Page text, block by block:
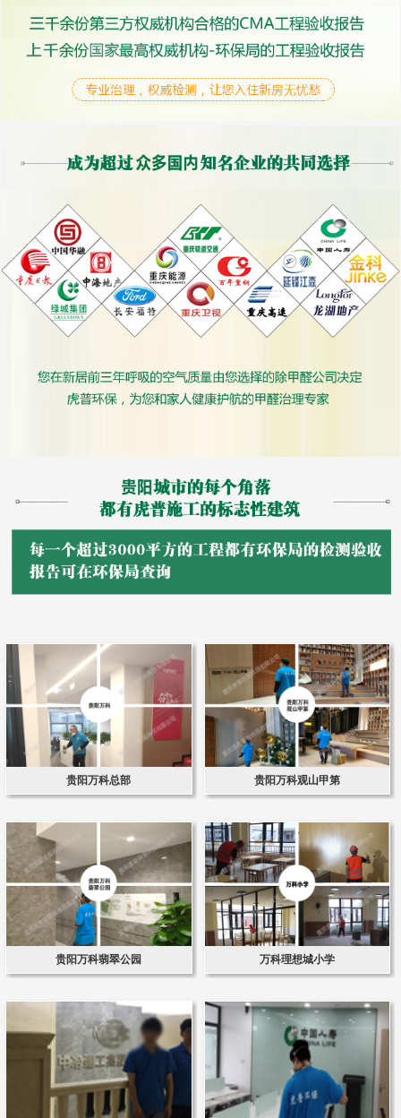
贵阳万科总部 贵阳万科观山甲第
贵阳万科翡翠公园 万科理想城小学